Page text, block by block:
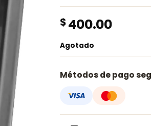
$400.00
Agotado
Métodos de pago